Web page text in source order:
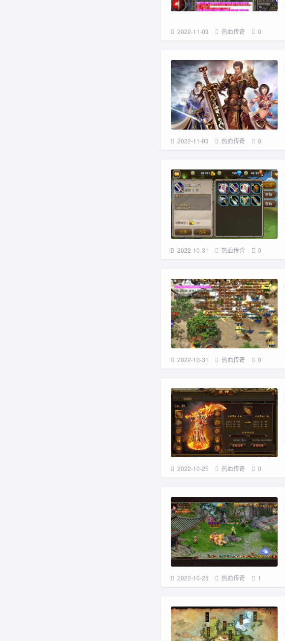
2022-11-03 热血传奇 0
2022-11-03 热血传奇 0
2022-10-31 热血传奇 0
2022-10-31 热血传奇 0
2022-10-25 热血传奇 0
2022-10-25 热血传奇 1